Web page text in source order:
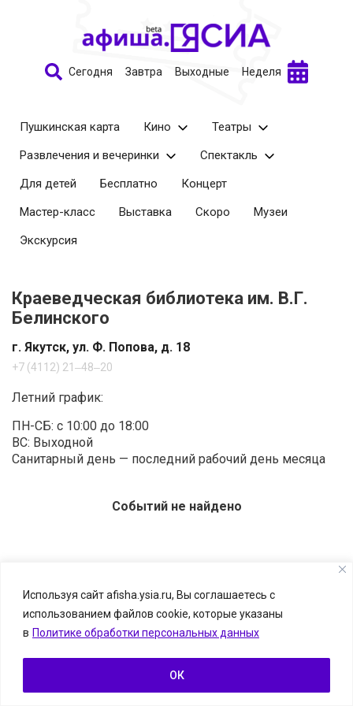
Используя сайт afisha.ysia.ru, Вы соглашаетесь с
использованием файлов cookie, которые указаны
в Политике обработки персональных данных
ОК
Сегодня Завтра Выходные Неделя
Пушкинская карта Кино
Театры
Развлечения и вечеринки
Спектакль
Для детей
Бесплатно
Концерт
Мастер-класс
Выставка Скоро
Музеи
Экскурсия
Краеведческая библиотека им. В.Г.
Белинского
г. Якутск ул. Ф. Попова, д. 18
+7 (4112) 21‒48‒20
Летний график:
ПН-СБ: с 10:00 до 18:00
ВС: Выходной
Санитарный день — последний рабочий день месяца
Событий не найдено
© Афиша.ЯСИА I Все развлечения Якутска и Якутии, 2026
Размещение информации о событии — бесплатно.